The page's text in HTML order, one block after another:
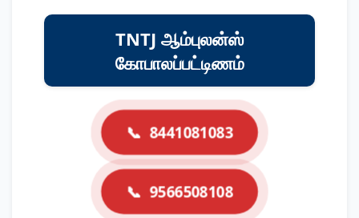
TNTJ ஆம்புலன்ஸ்
கோபாலப்பட்டிணம்
📞 8441081083
📞 9566508108